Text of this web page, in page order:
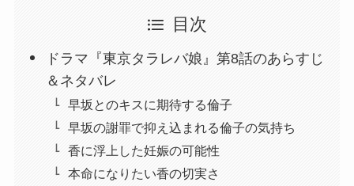
目次
ドラマ『東京タラレバ娘』第8話のあらすじ
＆ネタバレ
早坂とのキスに期待する倫子
早坂の謝罪で抑え込まれる倫子の気持ち
香に浮上した妊娠の可能性
本命になりたい香の切実さ